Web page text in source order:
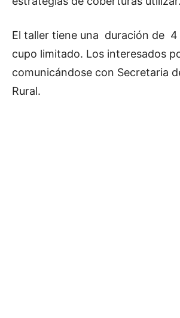
El taller tiene una duración de 4
cupo limitado. Los interesados
comunicándose con Secretaria
Rural.